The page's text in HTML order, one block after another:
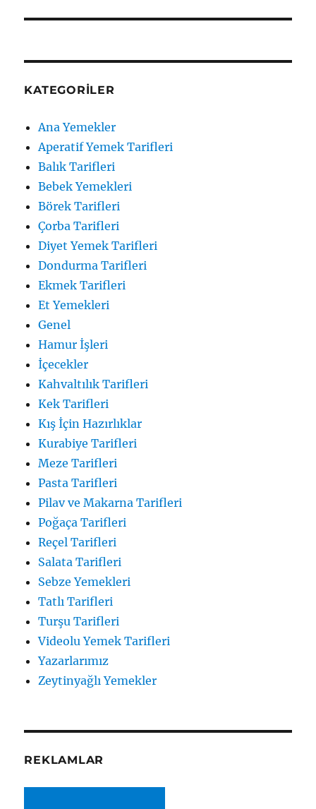
KATEGORILER
Ana Yemekler
Aperatif Yemek Tarifleri
Balık Tarifleri
Bebek Yemekleri
Börek Tarifleri
Çorba Tarifleri
Diyet Yemek Tarifleri
Dondurma Tarifleri
Ekmek Tarifleri
Et Yemekleri
Genel
Hamur İşleri
İçecekler
Kahvaltılık Tarifleri
Kek Tarifleri
Kış İçin Hazırlıklar
Kurabiye Tarifleri
Meze Tarifleri
Pasta Tarifleri
Pilav ve Makarna Tarifleri
Poğaça Tarifleri
Reçel Tarifleri
Salata Tarifleri
Sebze Yemekleri
Tatlı Tarifleri
Turşu Tarifleri
Videolu Yemek Tarifleri
Yazarlarımız
Zeytinyağlı Yemekler
REKLAMLAR